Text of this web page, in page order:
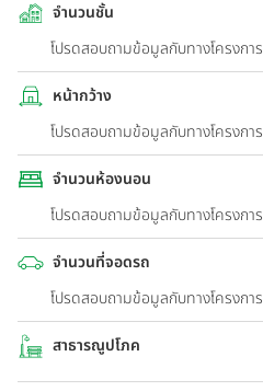
จำนวนชั้น
โปรดสอบถามข้อมูลกับทางโครงการ
หน้ากว้าง
โปรดสอบถามข้อมูลกับทางโครงการ
จำนวนห้องนอน
โปรดสอบถามข้อมูลกับทางโครงการ
จำนวนที่จอดรถ
โปรดสอบถามข้อมูลกับทางโครงการ
สาธารณูปโภค